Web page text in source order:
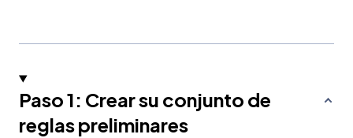
Paso 1: Crear su conjunto de
reglas preliminares